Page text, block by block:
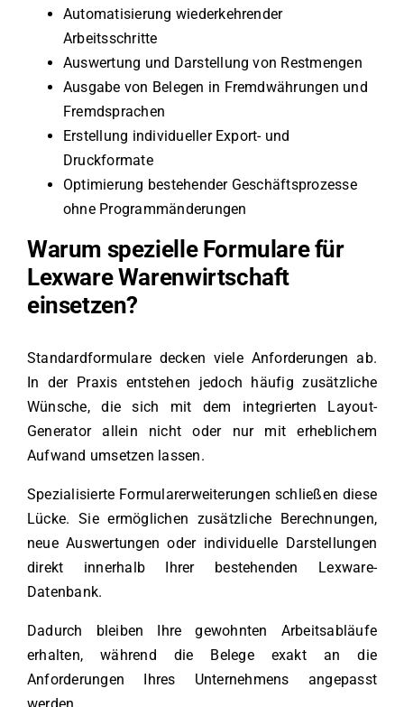
Automatisierung wiederkehrender
Arbeitsschritte
Auswertung und Darstellung von Restmengen
Ausgabe von Belegen in Fremdwährungen und
Fremdsprachen
Erstellung individueller Export- und
Druckformate
Optimierung bestehender Geschäftsprozesse
ohne Programmänderungen
Warum spezielle Formulare für
Lexware Warenwirtschaft
einsetzen?
Standardformulare decken viele Anforderungen ab.
In der Praxis entstehen jedoch häufig zusätzliche
Wünsche, die sich mit dem integrierten Layout-
Generator allein nicht oder nur mit erheblichem
Aufwand umsetzen lassen.
Spezialisierte Formularerweiterungen schließen diese
Lücke. Sie ermöglichen zusätzliche Berechnungen,
neue Auswertungen oder individuelle Darstellungen
direkt innerhalb Ihrer bestehenden Lexware-
Datenbank.
Dadurch bleiben Ihre gewohnten Arbeitsabläufe
erhalten, während die Belege exakt an die
Anforderungen Ihres Unternehmens angepasst